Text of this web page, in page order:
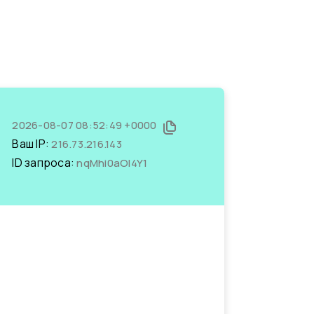
2026-08-07 08:52:49 +0000
Ваш IP:216.73.216.143
ID запроса:nqMhi0aOl4Y1